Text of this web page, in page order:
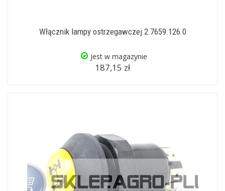
Włącznik lampy ostrzegawczej 2.7659.126.0
Jest w magazynie
187,15 zł